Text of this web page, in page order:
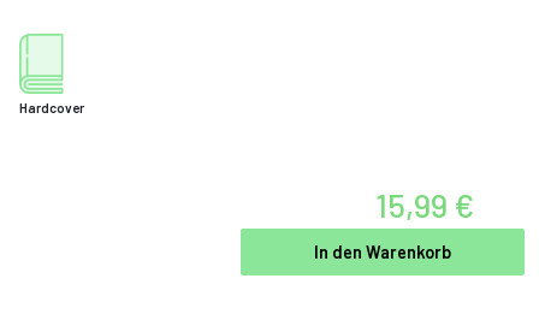
Hardcover
15,99 €
In den Warenkorb